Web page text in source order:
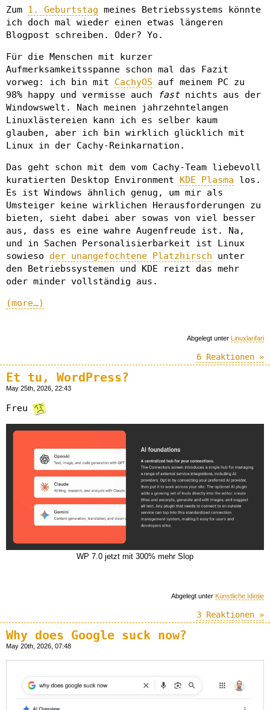
Zum 1. Geburtstag meines Betriebssystems könnte
ich doch mal wieder einen etwas längeren
Blogpost schreiben. Oder? Yo.
Für die Menschen mit kurzer
Aufmerksamkeitsspanne schon mal das Fazit
vorweg: ich bin mit CachyOS auf meinem PC zu
98% happy und vermisse auch
fastnichts aus der
Windowswelt. Nach meinen jahrzehntelangen
Linuxlästereien kann ich es selber kaum
glauben, aber ich bin wirklich glücklich mit
Linux in der Cachy-Reinkarnation.
Das geht schon mit dem vom Cachy-Team liebevoll
kuratierten Desktop Environment KDE Plasma los.
Es ist Windows ähnlich genug, um mir als
Umsteiger keine wirklichen Herausforderungen zu
bieten, sieht dabei aber sowas von viel besser
aus, dass es eine wahre Augenfreude ist. Na,
und in Sachen Personalisierbarkeit ist Linux
sowieso der unangefochtene Platzhirsch unter
den Betriebssystemen und KDE reizt das mehr
oder minder vollständig aus.
(more…)
Abgelegt unter Linuxlarifari
6 Reaktionen »
Et tu, WordPress?
May 25th, 2026, 22:43
Freu
WP 7.0 jetzt mit 300% mehr Slop
Abgelegt unter Künstliche Idiotie
3 Reaktionen »
Why does Google suck now?
May 20th, 2026, 07:48